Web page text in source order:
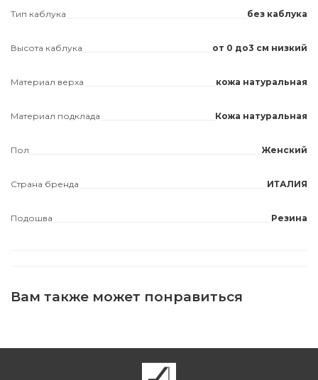
Тип каблука без каблука
Высота каблука от 0 до3 см низкий
Материал верха кожа натуральная
Материал подклада Кожа натуральная
Пол Женский
Страна бренда ИТАЛИЯ
Подошва Резина
Вам также может понравиться